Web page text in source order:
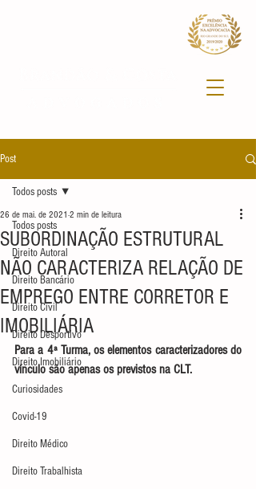
Post
Todos posts
Direito Autoral
Direito Bancário
Direito Civil
Direito Desportivo
Direito Imobiliário
Curiosidades
Covid-19
Direito Médico
Direito Trabalhista
Todos posts
SUBORDINAÇÃO ESTRUTURAL
NÃO CARACTERIZA RELAÇÃO DE
EMPREGO ENTRE CORRETOR E
IMOBILIÁRIA
26 de mai. de 2021 2 min de leitura
Para a 4ª Turma, os elementos caracterizadores do
vínculo são apenas os previstos na CLT.